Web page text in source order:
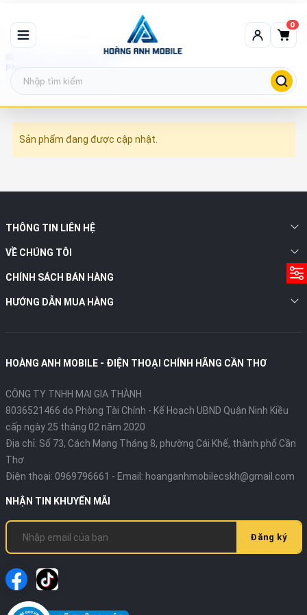
0
Phụ Kiện Linh Kiện Nổi Bật
Sản phẩm đang được cập nhật.
THÔNG TIN LIÊN HỆ
VỀ CHÚNG TÔI
CHÍNH SÁCH BÁN HÀNG
HƯỚNG DẪN MUA HÀNG
HOÀNG ANH MOBILE - ĐIỆN THOẠI CHÍNH HÃNG CẦN THƠ
CÔNG TY TNHH MAI GIA THÀNH
8036521466 do Phòng Tài Chính - Kế Hoạch UBND Quận Ninh Kiều
cấp ngày 25 tháng 02 năm 2020
Địa chỉ: Số 73, Cách Mạng Tháng 8, phường Cái Khế, thành phố Cần
Thơ
Điện thoại: 0969796661 - Email: hoanganhmobilecskh@gmail.com
NHẬN TIN KHUYẾN MÃI
Đăng ký